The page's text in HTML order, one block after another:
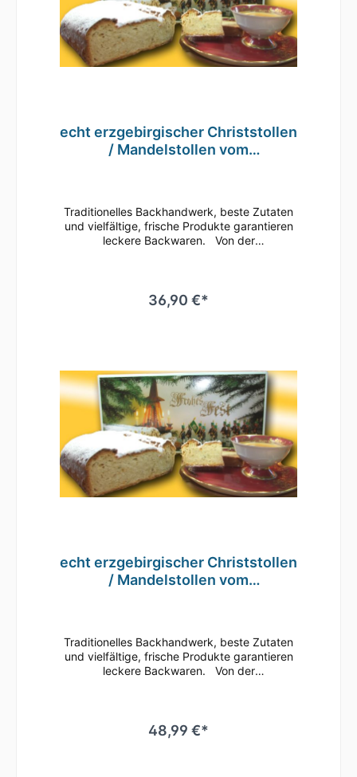
Säuerungsmittel: Citronensäure), Butterfett,
Marzipan (Mandeln, Zucker,
Invertzuckersirup), Hefe, Orangeat
(Bitterorangen, Glucosesirup, Zucker,
Invertzuckersirup), Rum, Vollmilchpulver,
echt erzgebirgischer Christstollen
/ Mandelstollen vom
Traditionelles Backhandwerk, beste Zutaten
und vielfältige, frische Produkte garantieren
leckere Backwaren. Von der
überlieferte Rezeptur verleiht dem Stollen
seinen herausragenden Geschmack. Bei der
Mindesthaltbarkeit bei Lagertemperatur: -
bei mehr als 15 °C ... 3 Monate - bei weniger
als 10 °C ... 6 Monate Zutaten: Weizenmehl,
Butter, Wasser,Mandeln30%, Zucker, Zitronat
(Cedra Zitrone, Glucosesirup, Zucker,
Säuerungsmittel: Citronensäure), Butterfett,
Marzipan (Mandeln, Zucker,
Invertzuckersirup), Hefe, Orangeat
(Bitterorangen, Glucosesirup, Zucker,
Invertzuckersirup), Rum, Vollmilchpulver,
36,90 €*
echt erzgebirgischer Christstollen
/ Mandelstollen vom
Traditionelles Backhandwerk, beste Zutaten
und vielfältige, frische Produkte garantieren
leckere Backwaren. Von der
überlieferte Rezeptur verleiht dem Stollen
seinen herausragenden Geschmack. Bei der
48,99 €*